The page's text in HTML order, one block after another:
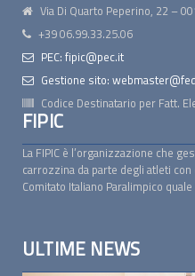
Via Di Quarto Peperino, 22 –
+39 06.99.33.25.06
PEC: fipic@pec.it
Gestione sito:
Codice Destinatario per Fatt.
FIPIC
La FIPIC è l’organizzazione che
carrozzina da parte degli atleti
Comitato Italiano Paralimpico
ULTIME NEWS